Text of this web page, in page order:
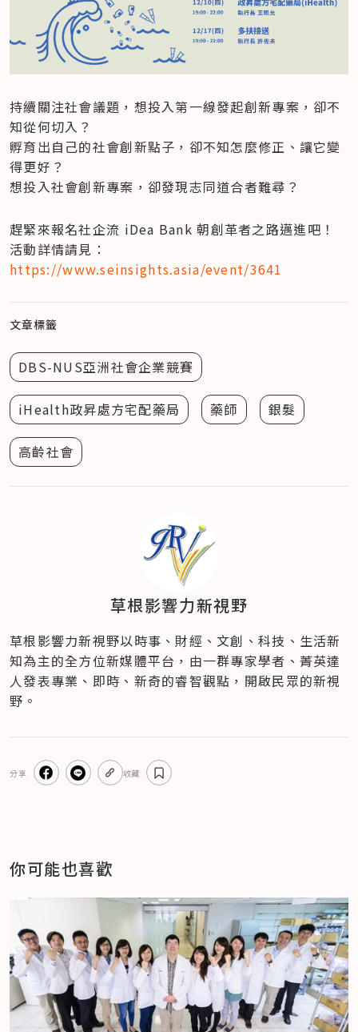
持續關注社會議題，想投入第一線發起創新專案，卻不
知從何切入？
孵育出自己的社會創新點子，卻不知怎麼修正、讓它變
得更好？
想投入社會創新專案，卻發現志同道合者難尋？
趕緊來報名社企流 iDea Bank 朝創革者之路邁進吧！
活動詳情請見：
https://www.seinsights.asia/event/3641
文章標籤
DBS-NUS亞洲社會企業競賽
iHealth政昇處方宅配藥局 藥師 銀髮
高齡社會
草根影響力新視野
草根影響力新視野以時事、財經、文創、科技、生活新
知為主的全方位新媒體平台，由一群專家學者、菁英達
人發表專業、即時、新奇的睿智觀點，開啟民眾的新視
野。
分享 收藏
你可能也喜歡